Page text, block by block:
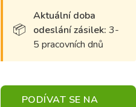
Aktuální doba
odeslání zásilek: 3-
5 pracovních dnů
PODÍVAT SE NA